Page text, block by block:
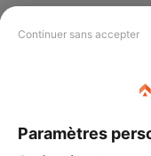
Continuer sans accepter
Paramètres
Syed